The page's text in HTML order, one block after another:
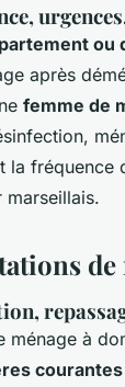
ou
après
femme de
fréquence
à
courantes